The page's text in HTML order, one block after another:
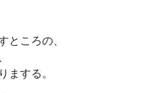
ところの、
まする。